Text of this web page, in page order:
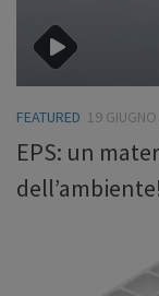
FEATURED 19
EPS: un